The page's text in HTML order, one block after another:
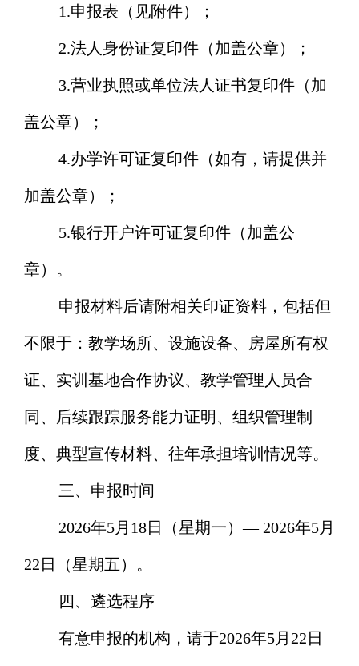
1.申报表（见附件）；
2.法人身份证复印件（加盖公章）；
3.营业执照或单位法人证书复印件（加
盖公章）；
4.办学许可证复印件（如有，请提供并
加盖公章）；
5.银行开户许可证复印件（加盖公
章）。
申报材料后请附相关印证资料，包括但
不限于：教学场所、设施设备、房屋所有权
证、实训基地合作协议、教学管理人员合
同、后续跟踪服务能力证明、组织管理制
度、典型宣传材料、往年承担培训情况等。
三、申报时间
2026年5月 18日 （星期一）— 2026年5月
22 日（星期五）。
四、遴选程序
有意申报的机构，请于2026年5月 22 日